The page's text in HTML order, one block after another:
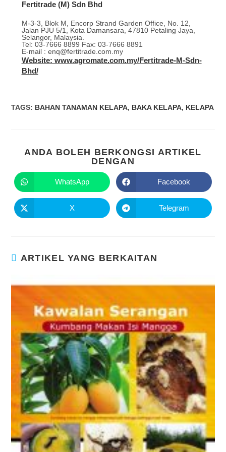
Fertitrade (M) Sdn Bhd
M-3-3, Blok M, Encorp Strand Garden Office, No. 12,
Jalan PJU 5/1, Kota Damansara, 47810 Petaling Jaya,
Selangor, Malaysia.
Tel: 03-7666 8899 Fax: 03-7666 8891
E-mail : enq@fertitrade.com.my
Website: www.agromate.com.my/Fertitrade-M-Sdn-
Bhd/
TAGS: BAHAN TANAMAN KELAPA, BAKA KELAPA, KELAPA
ANDA BOLEH BERKONGSI ARTIKEL
DENGAN
WhatsApp Facebook
X Telegram
ARTIKEL YANG BERKAITAN